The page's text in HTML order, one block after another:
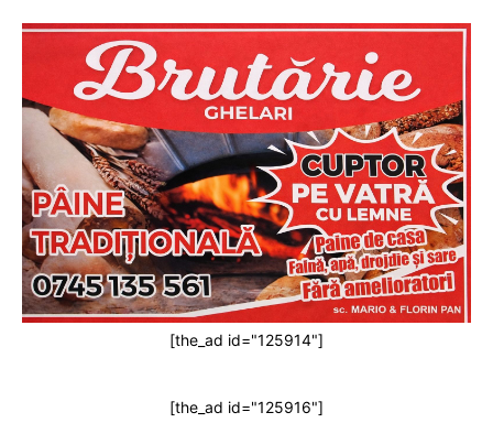
[the_ad id="125914"]
[the_ad id="125916"]